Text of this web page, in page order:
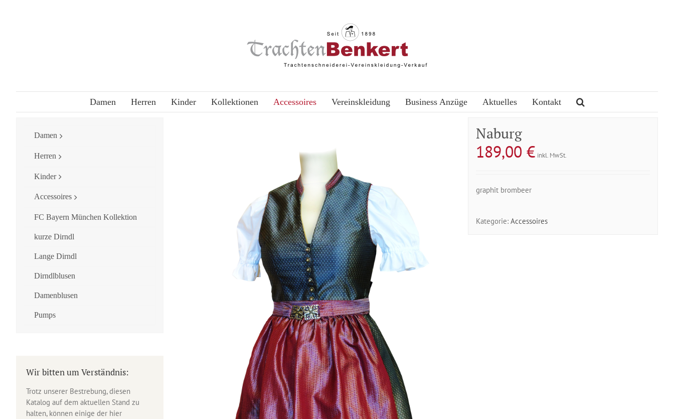
Damen Herren Kinder Kollektionen Accessoires Vereinskleidung Business Anzüge Aktuelles Kontakt
Naburg
189,00€ inkl. MwSt.
graphit brombeer
Kategorie:Accessoires
Damen
Herren
Kinder
Accessoires
FC Bayern München Kollektion
kurze Dirndl
Lange Dirndl
Dirndlblusen
Damenblusen
Pumps
Wir bitten um Verständnis:
Trotz unserer Bestrebung, diesen
Katalog auf dem aktuellen Stand zu
halten, können einige der hier